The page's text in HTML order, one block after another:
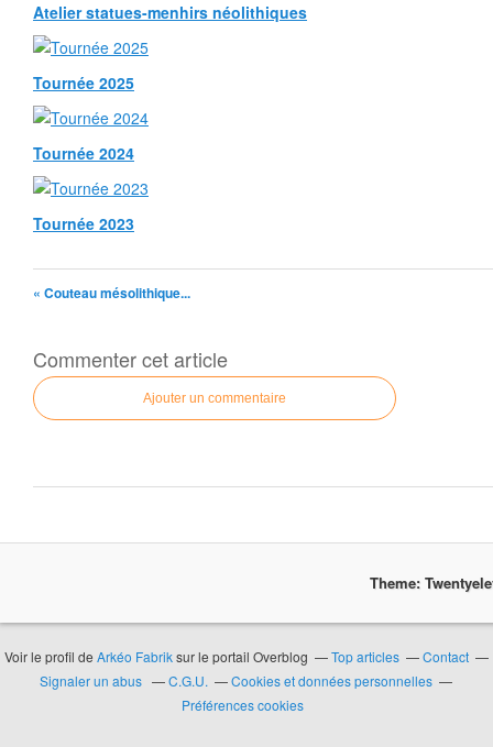
Atelier statues-menhirs néolithiques
Tournée 2025
Tournée 2024
Tournée 2023
« Couteau mésolithique...
Commenter cet article
Ajouter un commentaire
Theme:
Voir le profil de Arkéo Fabriksur le portail Overblog Top articles
Contact
Signaler un abus
C.G.U.
Cookies et données personnelles
Préférences cookies